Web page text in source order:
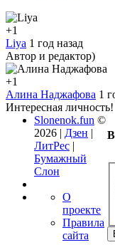
+1
Liya 1 год назад
Автор и редактор)
+1
Алина Наджафова 1
Интересная личность!
Slonenok.fun ©
2026 | Дзен |
ЛитРес |
Бумажный
Слон
О
проекте
Правила
сайта